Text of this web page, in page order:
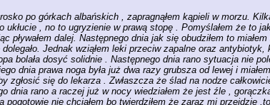
po górkach albańskich , zapragnąłem kąpieli w morzu.
, no to ugryzienie w prawą stopę . Pomyślałem że to
dalej. Następnego dnia jak się obudziłem to
Jednak wziąłem leki przeciw zapalne oraz
bolała dosyć solidnie . Następnego dnia rano sytuacja nie
dnia prawa noga była już dwa razy grubsza od lewej i
się do lekarza . Zwłaszcza że ślad na nodze
dnia rano a raczej już w nocy wiedziałem że jest źle ,
nie chciałem bo twierdziłem że zaraz mi przejdzie